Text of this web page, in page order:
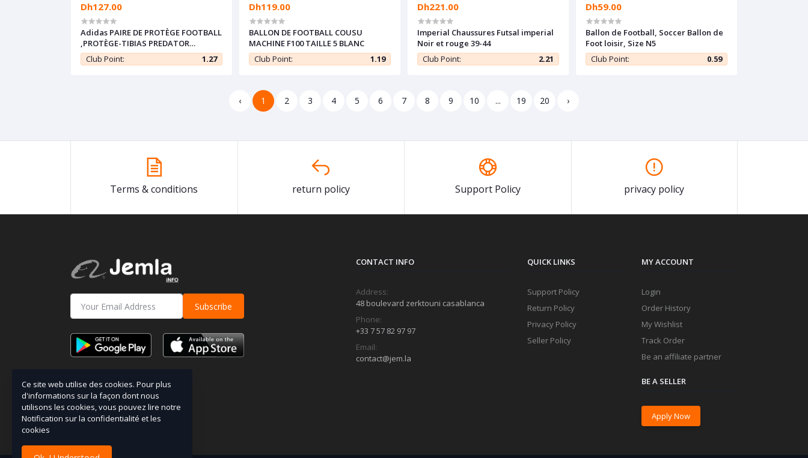
Dh127.00
Adidas PAIRE DE PROTÈGE FOOTBALL
,PROTÈGE-TIBIAS PREDATOR
TRAINING GRIS Taille M : 40-42
Club Point: 1.27
Dh119.00
BALLON DE FOOTBALL COUSU
MACHINE F100 TAILLE 5 BLANC
Club Point:
1.19
Dh221.00
Imperial Chaussures Futsal imperial
Noir et rouge 39-44
Club Point:
2.21
Dh59.00
Ballon de Football, Soccer Ballon de
Foot loisir, Size N5
Club Point:
0.59
‹ 1 2 3 4 5 6 7 8 9 10 ... 19 20 ›
Terms & conditions return policy Support Policy privacy policy
Subscribe
CONTACT INFO
Address:
48 boulevard zerktouni casablanca
Phone:
+33 7 57 82 97 97
Email:
contact@jem.la
QUICK LINKS
Support Policy
Return Policy
Privacy Policy
Seller Policy
MY ACCOUNT
Login
Order History
My Wishlist
Track Order
Be an affiliate partner
BE A SELLER
Apply Now
Ce site web utilise des cookies. Pour plus
d'informations sur la façon dont nous
utilisons les cookies, vous pouvez lire notre
Notification sur la confidentialité et les
cookies